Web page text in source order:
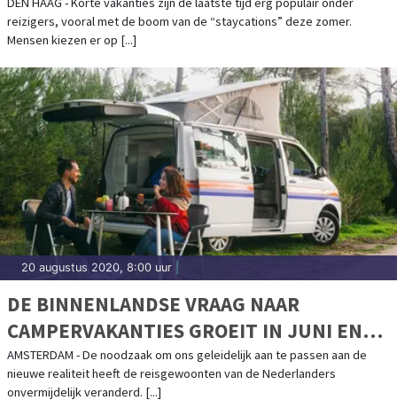
reizigers, vooral met de boom van de “staycations” deze zomer.
Mensen kiezen er op [...]
20 augustus 2020, 8:00 uur
DE BINNENLANDSE VRAAG NAAR
CAMPERVAKANTIES GROEIT IN JUNI EN
JULI 900% IN VERGELIJKING MET VORIG
JAAR
AMSTERDAM - De noodzaak om ons geleidelijk aan te passen aan de
nieuwe realiteit heeft de reisgewoonten van de Nederlanders
onvermijdelijk veranderd. [...]